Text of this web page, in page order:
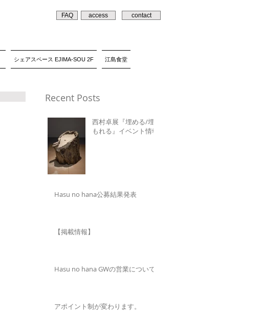
FAQ access contact
シェアスペース EJIMA-SOU 2F 江島食堂
Recent Posts
西村卓展『埋める/埋
もれる』イベント情報
Hasu no hana公募結果発表
【掲載情報】
Hasu no hana GWの営業について
アポイント制が変わります。